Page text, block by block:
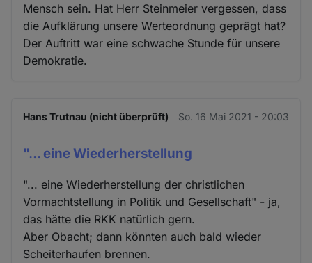
Mensch sein. Hat Herr Steinmeier vergessen, dass
die Aufklärung unsere Werteordnung geprägt hat?
Der Auftritt war eine schwache Stunde für unsere
Demokratie.
Hans Trutnau (nicht überprüft) So. 16 Mai 2021 - 20:03
"... eine Wiederherstellung
"... eine Wiederherstellung der christlichen
Vormachtstellung in Politik und Gesellschaft" - ja,
das hätte die RKK natürlich gern.
Aber Obacht; dann könnten auch bald wieder
Scheiterhaufen brennen.